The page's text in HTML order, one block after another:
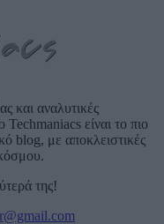
και αναλυτικές
είναι το πιο
blog, με αποκλειστικές
της!